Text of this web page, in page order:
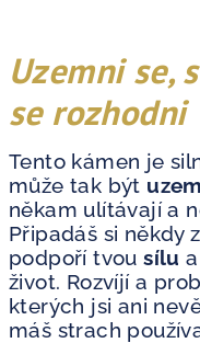
Uzemni se,
se rozhodni
Tento kámen je
může tak být
někam ulítávají a
Připadáš si někdy
podpoří tvousílu
život. Rozvíjí a
kterých jsi ani
máš strach